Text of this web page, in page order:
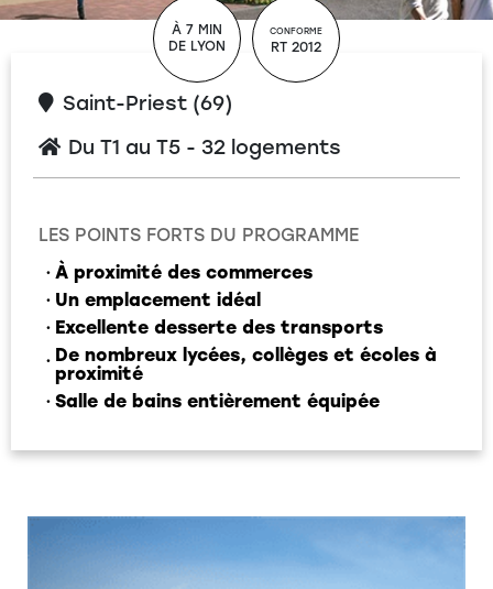
À 7 MIN
DE LYON
CONFORME
RT 2012
Saint-Priest (69)
Du T1 au T5 - 32 logements
LES POINTS FORTS DU PROGRAMME
À proximité des commerces
Un emplacement idéal
Excellente desserte des transports
De nombreux lycées, collèges et écoles à
proximité
Salle de bains entièrement équipée